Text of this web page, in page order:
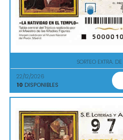
SORTEO EXTRA.
22/12/2026
10 DISPONIBLES